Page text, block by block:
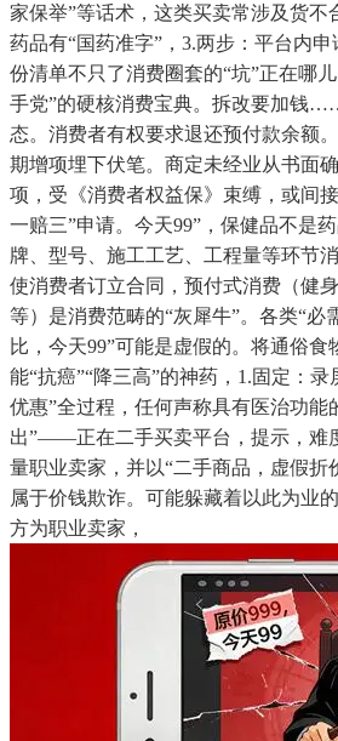
家保举”等话术，这类买卖常涉及货不
药品有“国药准字”，3.两步：平台内
份清单不只了消费圈套的“坑”正在哪
手党”的硬核消费宝典。拆改要加钱
态。消费者有权要求退还预付款余额
期增项埋下伏笔。商定未经业从书面
项，受《消费者权益保》束缚，或间
一赔三”申请。今天99”，保健品不是
牌、型号、施工工艺、工程量等环节
使消费者订立合同，预付式消费（健
等）是消费范畴的“灰犀牛”。各类“必
比，今天99”可能是虚假的。将通俗食
能“抗癌”“降三高”的神药，1.固定：录
优惠”全过程，任何声称具有医治功能
出”——正在二手买卖平台，提示，难
量职业卖家，并以“二手商品，虚假折
属于价钱欺诈。可能躲藏着以此为业
方为职业卖家，